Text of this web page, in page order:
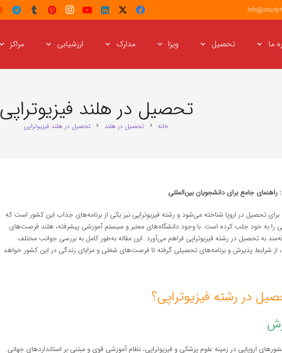
ما تحصیل ویزا مدارک ارزشیابی مراکز
تحصیل در هلند فیزیوتراپی
خانه chevron_right تحصیل در هلند chevron_right تحصیل در هلند فیزیوتراپی
جامع برای دانشجویان بین‌المللی
تحصیل در اروپا شناخته می‌شود و رشته فیزیوتراپی نیز یکی از برنامه‌های جذاب این کشور است که
را به خود جلب کرده است. با وجود دانشگاه‌های معتبر و سیستم آموزشی پیشرفته، هلند فرصت‌های
به تحصیل در رشته فیزیوتراپی فراهم می‌آورد. این مقاله به‌طور کامل به بررسی جوانب مختلف
از شرایط پذیرش و برنامه‌های تحصیلی گرفته تا فرصت‌های شغلی و مزایای زندگی در این کشور خواهد
اروپایی در زمینه علوم پزشکی و فیزیوتراپی، نظام آموزشی قوی و مبتنی بر استانداردهای جهانی